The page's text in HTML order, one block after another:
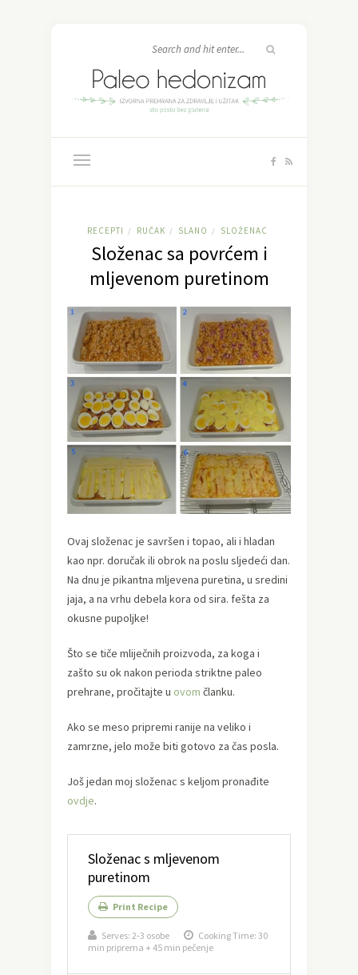
RECEPTI / RUČAK / SLANO / SLOŽENAC
Složenac sa povrćem i
mljevenom puretinom
Ovaj složenac je savršen i topao, ali i hladan
kao npr. doručak ili obrok na poslu sljedeći dan.
Na dnu je pikantna mljevena puretina, u sredini
jaja, a na vrhu debela kora od sira. fešta za
okusne pupoljke!
Što se tiče mliječnih proizvoda, za koga i
zašto su ok nakon perioda striktne paleo
prehrane, pročitajte u ovom članku.
Ako se meso pripremi ranije na veliko i
zamrzne, jelo može biti gotovo za čas posla.
Još jedan moj složenac s keljom pronađite
ovdje.
Složenac s mljevenom
puretinom
Print Recipe
Serves: 2-3 osobe
Cooking Time: 30
min priprema + 45 min pečenje